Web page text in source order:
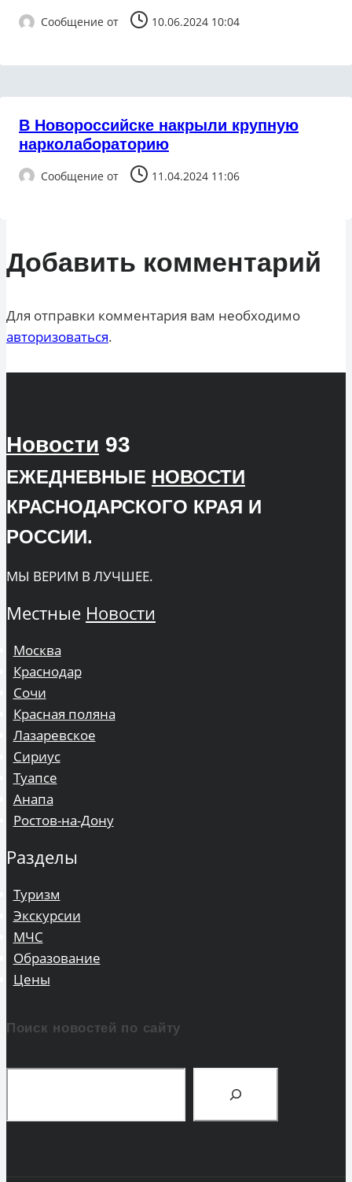
Сообщение от 10.06.2024 10:04
В Новороссийске накрыли крупную
нарколабораторию
Сообщение от 11.04.2024 11:06
Добавить комментарий
Для отправки комментария вам необходимо
авторизоваться.
Новости 93
ЕЖЕДНЕВНЫЕ НОВОСТИ
КРАСНОДАРСКОГО КРАЯ И
РОССИИ.
МЫ ВЕРИМ В ЛУЧШЕЕ.
Местные Новости
Москва
Краснодар
Сочи
Красная поляна
Лазаревское
Сириус
Туапсе
Анапа
Ростов-на-Дону
Разделы
Туризм
Экскурсии
МЧС
Образование
Цены
Поиск новостей по сайту